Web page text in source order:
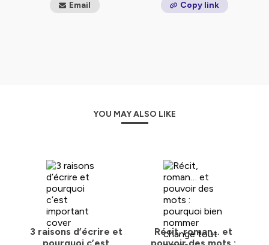
Email Copy link
YOU MAY ALSO LIKE
3 raisons d’écrire et
Récit, roman… et